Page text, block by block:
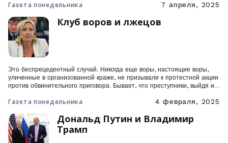
является оплотом свобод, из которого демократия может начать свое
Газета понедельника 7 апреля, 2025
Клуб воров и лжецов
Это беспрецедентный случай. Никогда еще воры, настоящие воры,
уличенные в организованной краже, не призывали к протестной акции
против обвинительного приговора. Бывает, что преступники, выйдя из
правосудия доказать их вину. Но воскресный митинг «Национального
Газета понедельника 4 февраля, 2025
Дональд Путин и Владимир
Трамп